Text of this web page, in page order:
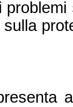
problemi